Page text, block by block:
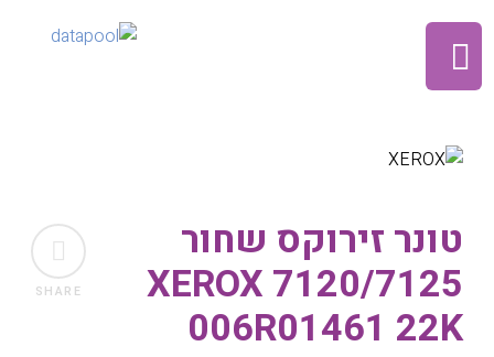
SHARE
טונר זירוקס שחור
7120/7125 XEROX
006R01461 22K